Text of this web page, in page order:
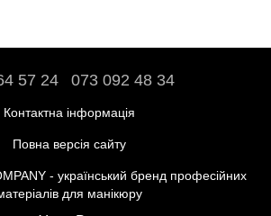
57 24 073 092 48 34
Контактна інформація
Повна версія сайту
- український бренд професійних
для манікюру